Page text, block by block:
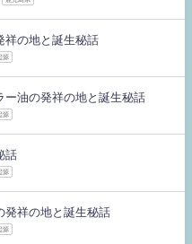
祥の地と誕生秘話
源
ー油の発祥の地と誕生秘話
源
話
源
発祥の地と誕生秘話
源